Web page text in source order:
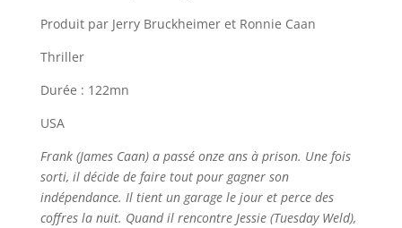
Produit par Jerry Bruckheimer et Ronnie Caan
Thriller
Durée : 122mn
USA
Frank (James Caan) a passé onze ans à prison. Une fois
sorti, il décide de faire tout pour gagner son
indépendance. Il tient un garage le jour et perce des
coffres la nuit. Quand il rencontre Jessie (Tuesday Weld),